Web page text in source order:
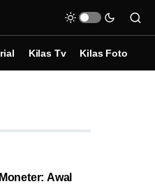
Kilas Tv Kilas Foto
Awal